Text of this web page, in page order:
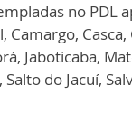
no PDL
Camargo,
Jaboticaba,
do Jacuí,